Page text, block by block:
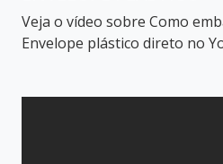
Veja o vídeo sobre Como
Envelope plástico direto no